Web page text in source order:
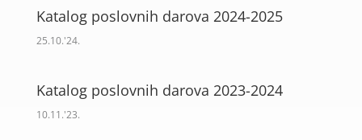
Katalog poslovnih darova 2024-2025
25.10.'24.
Katalog poslovnih darova 2023-2024
10.11.'23.